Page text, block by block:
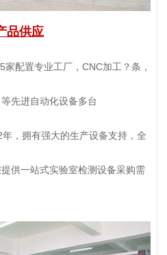
品供应
配置专业工厂，CNC加工？条，
先进自动化设备多台
，拥有强大的生产设备支持，全
供一站式实验室检测设备采购需